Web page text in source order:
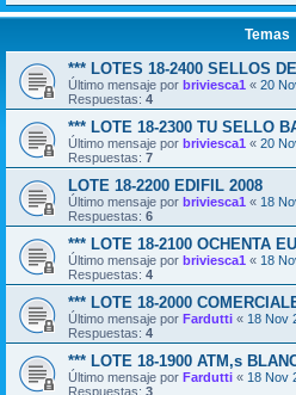
Temas
*** LOTES 18-2400 SELLOS
Último mensaje por briviesca1 « 20
Respuestas: 4
*** LOTE 18-2300 TU SELLO
Último mensaje por briviesca1 « 20
Respuestas: 7
LOTE 18-2200 EDIFIL 2008
Último mensaje por briviesca1 « 18
Respuestas: 6
*** LOTE 18-2100 OCHENTA
Último mensaje por briviesca1 « 18
Respuestas: 4
*** LOTE 18-2000
Último mensaje por Fardutti « 18 Nov
Respuestas: 4
*** LOTE 18-1900 ATM,s
Último mensaje por Fardutti « 18 Nov
Respuestas: 3